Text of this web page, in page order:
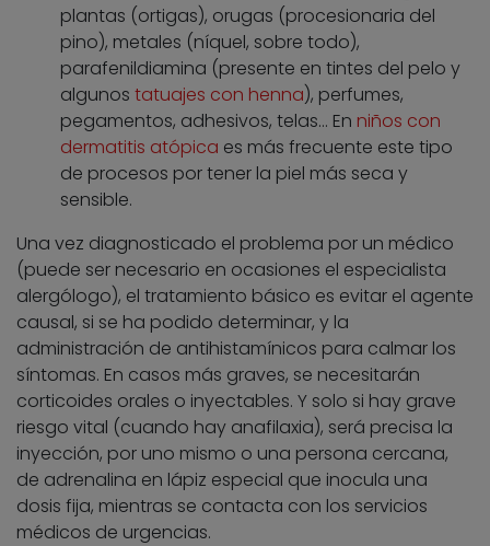
plantas (ortigas), orugas (procesionaria del
pino), metales (níquel, sobre todo),
parafenildiamina (presente en tintes del pelo y
algunos tatuajes con henna), perfumes,
pegamentos, adhesivos, telas… En niños con
dermatitis atópica es más frecuente este tipo
de procesos por tener la piel más seca y
sensible.
Una vez diagnosticado el problema por un médico
(puede ser necesario en ocasiones el especialista
alergólogo), el tratamiento básico es evitar el agente
causal, si se ha podido determinar, y la
administración de antihistamínicos para calmar los
síntomas. En casos más graves, se necesitarán
corticoides orales o inyectables. Y solo si hay grave
riesgo vital (cuando hay anafilaxia), será precisa la
inyección, por uno mismo o una persona cercana,
de adrenalina en lápiz especial que inocula una
dosis fija, mientras se contacta con los servicios
médicos de urgencias.